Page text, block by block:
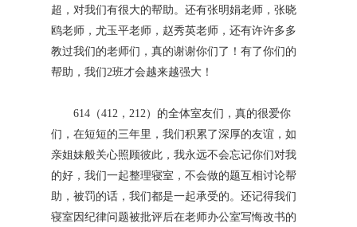
超，对我们有很大的帮助。还有张明娟老师，张晓
鸥老师，尤玉平老师，赵秀英老师，还有许许多多
教过我们的老师们，真的谢谢你们了！有了你们的
帮助，我们2班才会越来越强大！
614（412，212）的全体室友们，真的很爱你
们，在短短的三年里，我们积累了深厚的友谊，如
亲姐妹般关心照顾彼此，我永远不会忘记你们对我
的好，我们一起整理寝室，不会做的题互相讨论帮
助，被罚的话，我们都是一起承受的。还记得我们
寝室因纪律问题被批评后在老师办公室写悔改书的